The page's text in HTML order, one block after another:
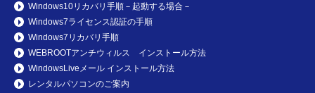
Windows10リカバリ手順－起動する場合－
Windows7ライセンス認証の手順
Windows7リカバリ手順
WEBROOTアンチウィルス インストール方法
WindowsLiveメール インストール方法
レンタルパソコンのご案内